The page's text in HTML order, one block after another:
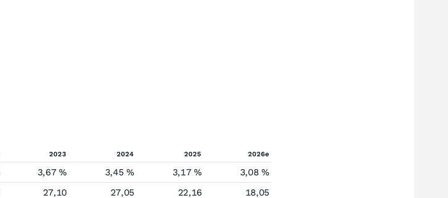
2023 2024 2025 2026e
3,67 % 3,45 % 3,17 %
3,08 %
27,10 27,05 22,16
18,05